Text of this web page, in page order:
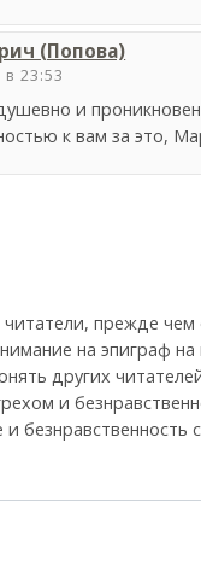
(Попова)
в 23:53
и
к вам за это,
прежде
на эпиграф
других
и
и